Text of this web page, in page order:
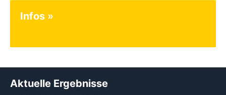
Infos
Aktuelle Ergebnisse